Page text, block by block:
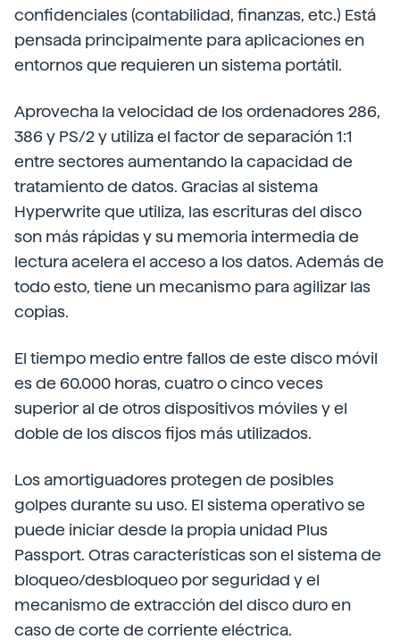
confidenciales (contabilidad, finanzas, etc.) Está
pensada principalmente para aplicaciones en
entornos que requieren un sistema portátil.
Aprovecha la velocidad de los ordenadores 286,
386 y PS/2 y utiliza el factor de separación 1:1
entre sectores aumentando la capacidad de
tratamiento de datos. Gracias al sistema
Hyperwrite que utiliza, las escrituras del disco
son más rápidas y su memoria intermedia de
lectura acelera el acceso a los datos. Además de
todo esto, tiene un mecanismo para agilizar las
copias.
El tiempo medio entre fallos de este disco móvil
es de 60.000 horas, cuatro o cinco veces
superior al de otros dispositivos móviles y el
doble de los discos fijos más utilizados.
Los amortiguadores protegen de posibles
golpes durante su uso. El sistema operativo se
puede iniciar desde la propia unidad Plus
Passport. Otras características son el sistema de
bloqueo/desbloqueo por seguridad y el
mecanismo de extracción del disco duro en
caso de corte de corriente eléctrica.